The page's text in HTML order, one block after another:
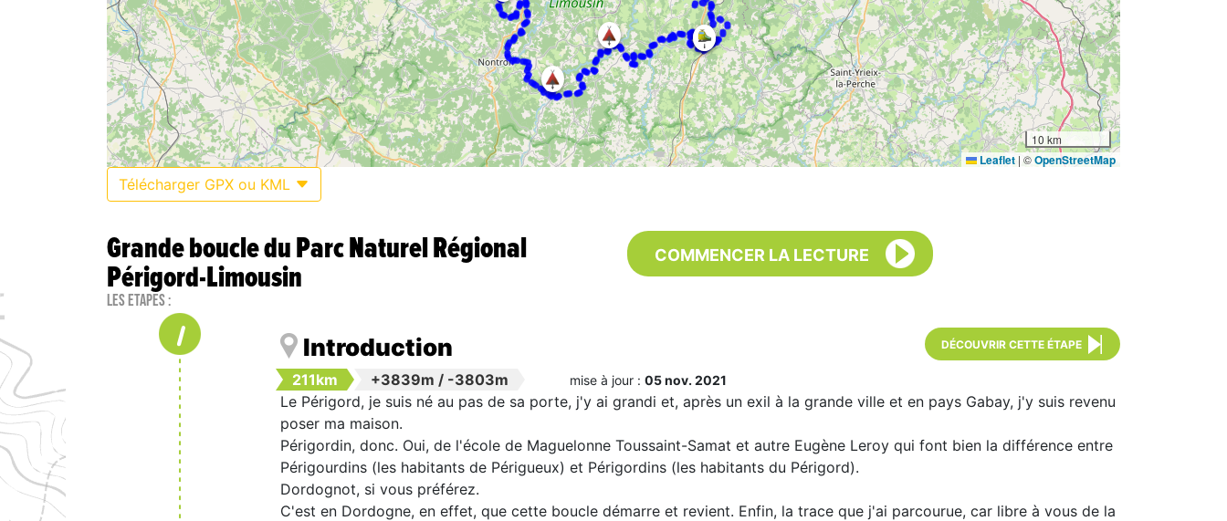
10 km
Leaflet | ©OpenStreetMap
Télécharger GPX ou KML
Grande boucle du Parc Naturel Régional
Périgord-Limousin
Les étapes :
COMMENCER LA LECTURE
1 Introduction DÉCOUVRIR CETTE ÉTAPE
211km +3839m / -3803m mise à jour : 05 nov. 2021
Le Périgord, je suis né au pas de sa porte, j'y ai grandi et, après un exil à la grande ville et en pays Gabay, j'y suis revenu
poser ma maison.
Périgordin, donc. Oui, de l'école de Maguelonne Toussaint-Samat et autre Eugène Leroy qui font bien la différence entre
Périgourdins (les habitants de Périgueux) et Périgordins (les habitants du Périgord).
Dordognot, si vous préférez.
C'est en Dordogne, en effet, que cette boucle démarre et revient. Enfin, la trace que j'ai parcourue, car libre à vous de la